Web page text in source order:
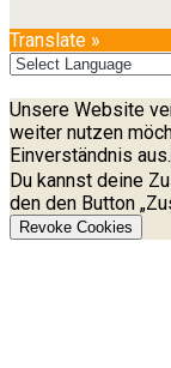
Translate »
Unsere Website
weiter nutzen
Einverständnis aus.
Du kannst deine
den den Button
Revoke Cookies